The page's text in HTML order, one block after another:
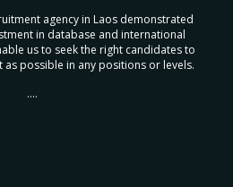
agency in Laos demonstrated
in database and international
us to seek the right candidates to
possible in any positions or levels.
....